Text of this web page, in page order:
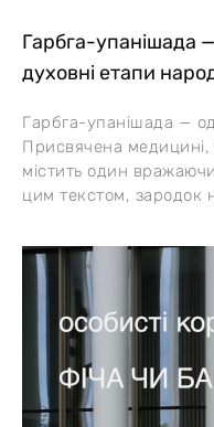
Гарбга-упанішада
духовні етапи
Гарбга-упанішада —
Присвячена медицині,
містить один
цим текстом, зародок